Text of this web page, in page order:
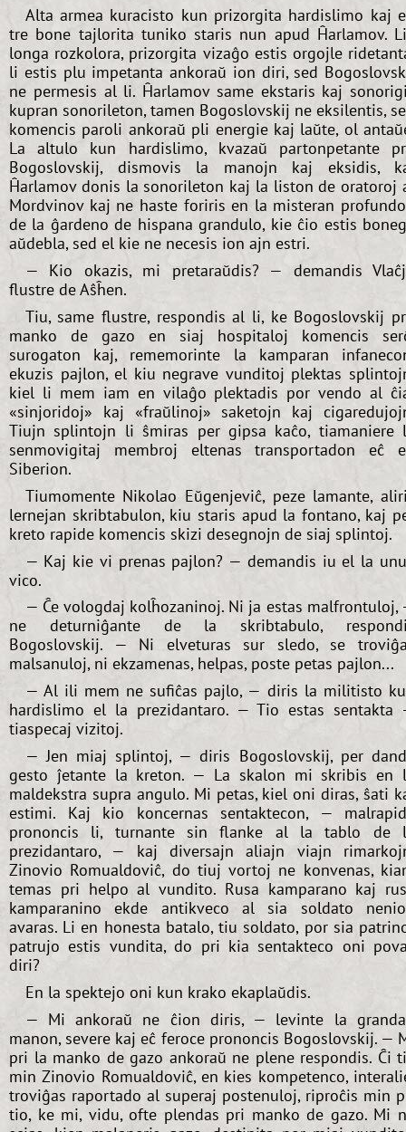
Alta armea kuracisto kun prizorgita hardislimo kaj
tre bone tajlorita tuniko staris nun apud Ĥarlamov.
longa rozkolora, prizorgita vizaĝo estis orgojle
li estis plu impetanta ankoraŭ ion diri, sed
ne permesis al li. Ĥarlamov same ekstaris kaj
kupran sonorileton, tamen Bogoslovskij ne eksilentis,
komencis paroli ankoraŭ pli energie kaj laŭte, ol
La altulo kun hardislimo, kvazaŭ partonpetante
Bogoslovskij, dismovis la manojn kaj eksidis,
Ĥarlamov donis la sonorileton kaj la liston de oratoroj
Mordvinov kaj ne haste foriris en la misteran
de la ĝardeno de hispana grandulo, kie ĉio estis
aŭdebla, sed el kie ne necesis ion ajn estri.
— Kio okazis, mi pretaraŭdis? — demandis
flustre de Aŝĥen.
Tiu, same flustre, respondis al li, ke Bogoslovskij
manko de gazo en siaj hospitaloj komencis
surogaton kaj, rememorinte la kamparan
ekuzis pajlon, el kiu negrave vunditoj plektas
kiel li mem iam en vilaĝo plektadis por vendo al
«sinjoridoj» kaj «fraŭlinoj» saketojn kaj
Tiujn splintojn li ŝmiras per gipsa kaĉo, tiamaniere
senmovigitaj membroj eltenas transportadon eĉ
Siberion.
Tiumomente Nikolao Eŭgenjeviĉ, peze lamante,
lernejan skribtabulon, kiu staris apud la fontano, kaj
kreto rapide komencis skizi desegnojn de siaj splintoj.
— Kaj kie vi prenas pajlon? — demandis iu el la
vico.
— Ĉe vologdaj kolĥozaninoj. Ni ja estas malfrontuloj,
ne deturniĝante de la skribtabulo,
Bogoslovskij. — Ni elveturas sur sledo, se
malsanuloj, ni ekzamenas, helpas, poste petas pajlon...
— Al ili mem ne sufiĉas pajlo, — diris la militisto
hardislimo el la prezidantaro. — Tio estas sentakta
tiaspecaj vizitoj.
— Jen miaj splintoj, — diris Bogoslovskij, per
gesto ĵetante la kreton. — La skalon mi skribis en
maldekstra supra angulo. Mi petas, kiel oni diras, ŝati
estimi. Kaj kio koncernas sentaktecon, —
prononcis li, turnante sin flanke al la tablo de
prezidantaro, — kaj diversajn aliajn viajn
Zinovio Romualdoviĉ, do tiuj vortoj ne konvenas,
temas pri helpo al vundito. Rusa kamparano kaj
kamparanino ekde antikveco al sia soldato
avaras. Li en honesta batalo, tiu soldato, por sia
patrujo estis vundita, do pri kia sentakteco oni
diri?
En la spektejo oni kun krako ekaplaŭdis.
— Mi ankoraŭ ne ĉion diris, — levinte la
manon, severe kaj eĉ feroce prononcis Bogoslovskij. —
pri la manko de gazo ankoraŭ ne plene respondis. Ĉi
min Zinovio Romualdoviĉ, en kies kompetenco,
troviĝas raportado al superaj postenuloj, riproĉis min
tio, ke mi, vidu, ofte plendas pri manko de gazo. Mi